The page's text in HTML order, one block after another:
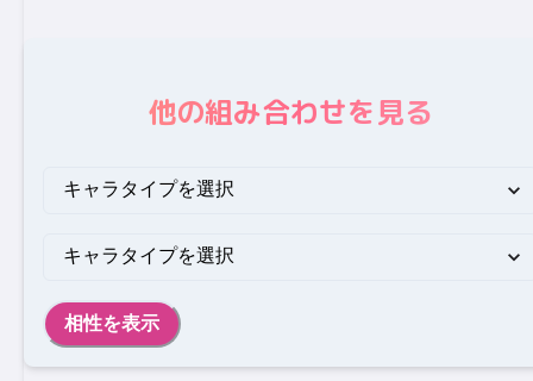
他の組み合わせを見る
相性を表示